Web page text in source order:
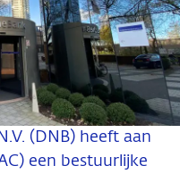
(DNB) heeft aan
een bestuurlijke